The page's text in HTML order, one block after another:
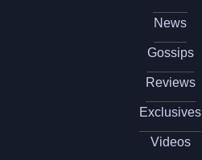
News
Gossips
Reviews
Exclusives
Videos